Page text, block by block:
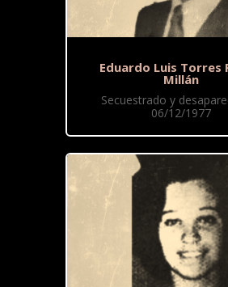
Eduardo Luis Torres
Millán
Secuestrado y
06/12/1977